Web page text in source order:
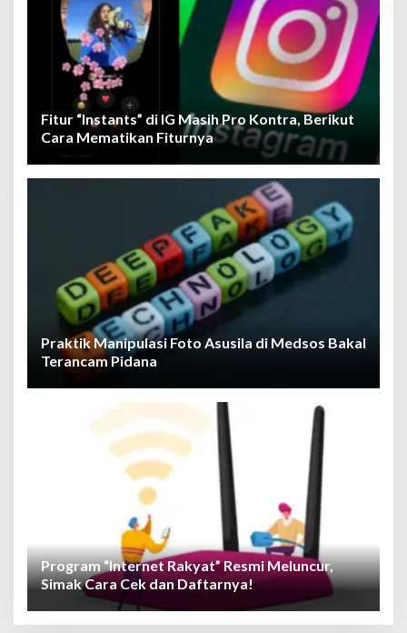
Fitur “Instants” di IG Masih Pro Kontra, Berikut
Cara Mematikan Fiturnya
Praktik Manipulasi Foto Asusila di Medsos Bakal
Terancam Pidana
Program “Internet Rakyat” Resmi Meluncur,
Simak Cara Cek dan Daftarnya!